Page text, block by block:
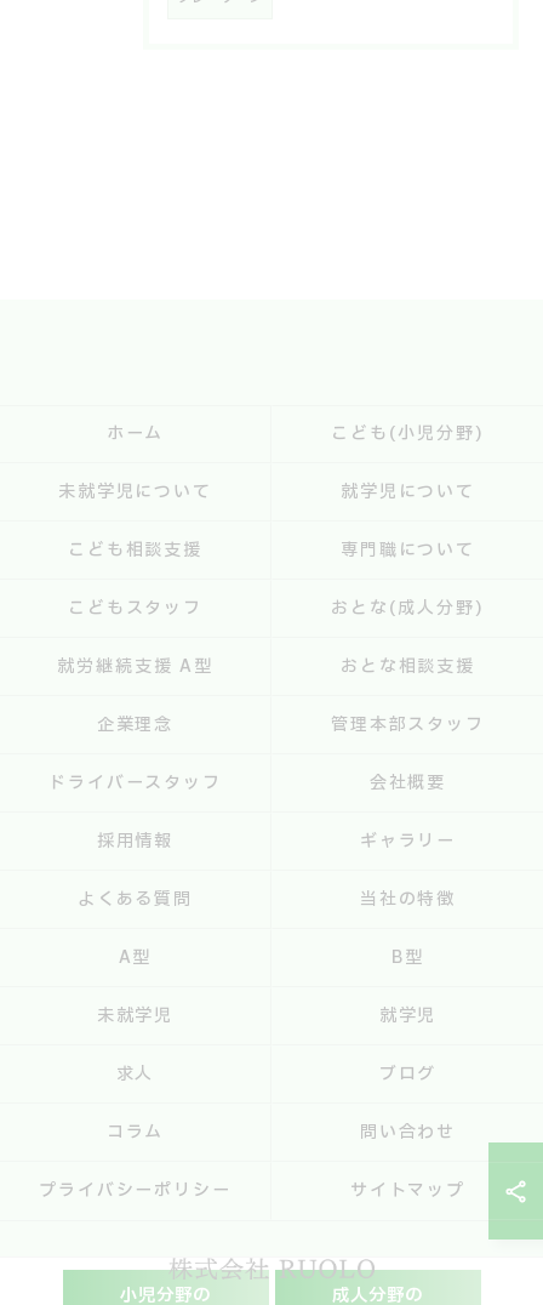
小児分野の 成人分野の
ホーム こども(小児分野)
未就学児について 就学児について
こども相談支援 専門職について
こどもスタッフ おとな(成人分野)
就労継続支援 A型 おとな相談支援
企業理念 管理本部スタッフ
ドライバースタッフ 会社概要
採用情報 ギャラリー
よくある質問 当社の特徴
A型 B型
未就学児 就学児
求人 ブログ
コラム 問い合わせ
プライバシーポリシー サイトマップ